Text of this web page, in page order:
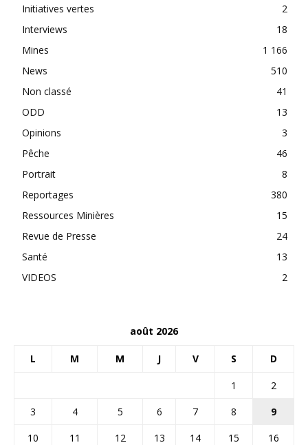
Initiatives vertes
2
Interviews
18
Mines
1 166
News
510
Non classé
41
ODD
13
Opinions
3
Pêche
46
Portrait
8
Reportages
380
Ressources Minières
15
Revue de Presse
24
Santé
13
VIDEOS
2
août 2026
L M M J V S D
1
2
3
4 5 6 7 8
9
10
11 12 13 14 15
16